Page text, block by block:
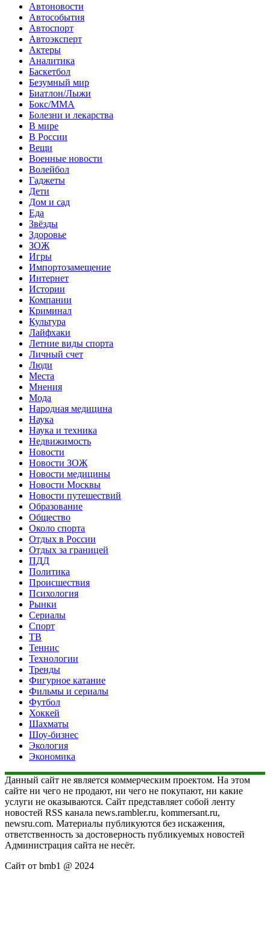
Автоновости
Автособытия
Автоспорт
Автоэксперт
Актеры
Аналитика
Баскетбол
Безумный мир
Биатлон/Лыжи
Бокс/MMA
Болезни и лекарства
В мире
В России
Вещи
Военные новости
Волейбол
Гаджеты
Дети
Дом и сад
Еда
Звёзды
Здоровье
ЗОЖ
Игры
Импортозамещение
Интернет
Истории
Компании
Криминал
Культура
Лайфхаки
Летние виды спорта
Личный счет
Люди
Места
Мнения
Мода
Народная медицина
Наука
Наука и техника
Недвижимость
Новости
Новости ЗОЖ
Новости медицины
Новости Москвы
Новости путешествий
Образование
Общество
Около спорта
Отдых в России
Отдых за границей
ПДД
Политика
Происшествия
Психология
Рынки
Сериалы
Спорт
ТВ
Теннис
Технологии
Тренды
Фигурное катание
Фильмы и сериалы
Футбол
Хоккей
Шахматы
Шоу-бизнес
Экология
Экономика
Данный сайт не является коммерческим проектом. На этом
сайте ни чего не продают, ни чего не покупают, ни какие
услуги не оказываются. Сайт представляет собой ленту
новостей RSS канала news.rambler.ru, kommersant.ru,
newsru.com. Материалы публикуются без искажения,
ответственность за достоверность публикуемых новостей
Администрация сайта не несёт.
Сайт от bmb1 @ 2024